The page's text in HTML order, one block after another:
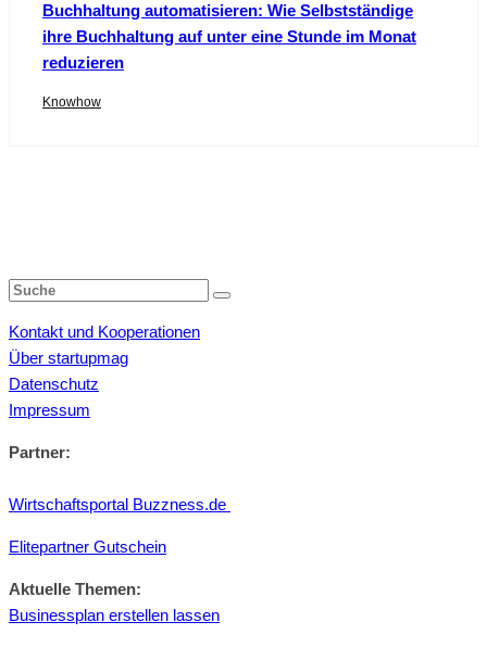
Buchhaltung automatisieren: Wie Selbstständige
ihre Buchhaltung auf unter eine Stunde im Monat
reduzieren
Knowhow
Kontakt und Kooperationen
Über startupmag
Datenschutz
Impressum
Partner:
Wirtschaftsportal Buzzness.de
Elitepartner Gutschein
Aktuelle Themen:
Businessplan erstellen lassen